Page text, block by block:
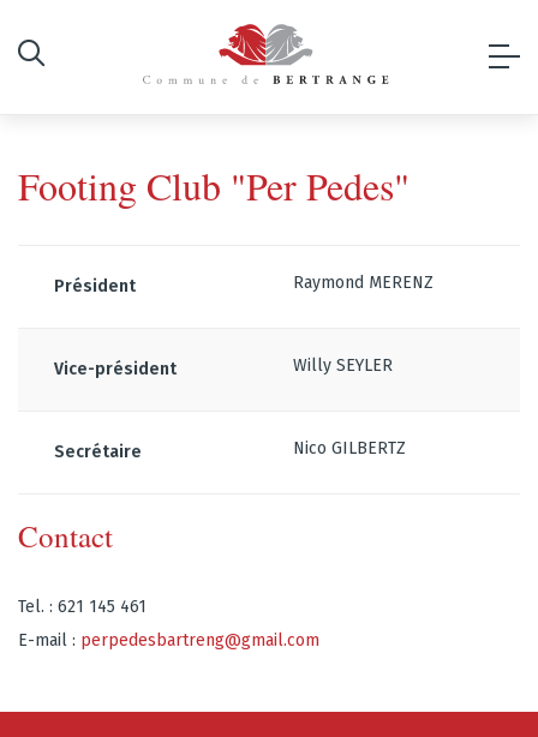
Footing Club "Per Pedes"
Président Raymond MERENZ
Vice-président Willy SEYLER
Secrétaire Nico GILBERTZ
Contact
Tel. : 621 145 461
E-mail : perpedesbartreng@gmail.com